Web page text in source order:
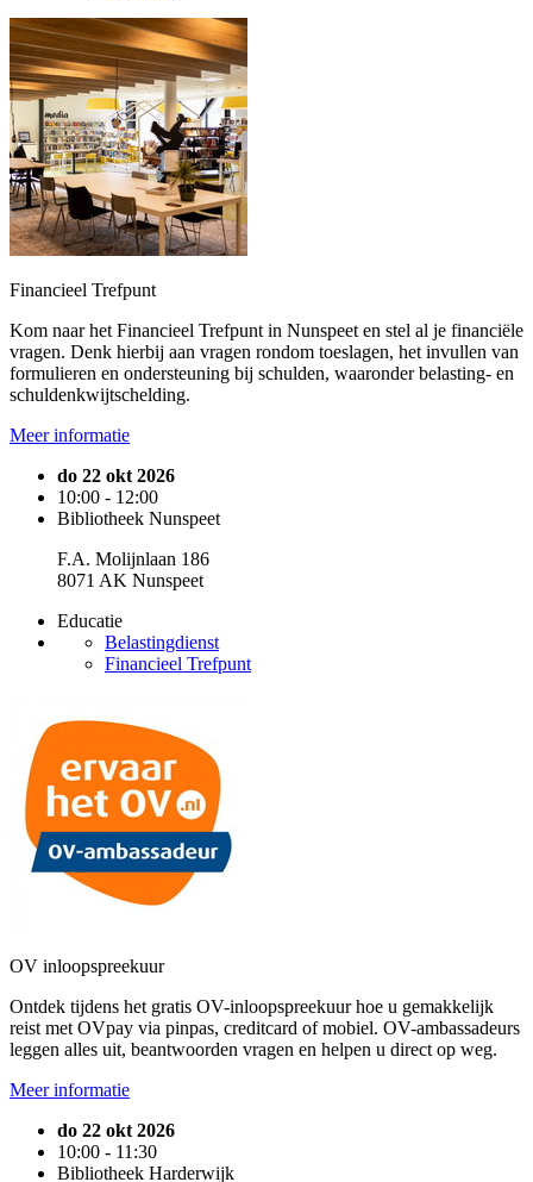
Financieel Trefpunt
Kom naar het Financieel Trefpunt in Nunspeet en stel al je financiële
vragen. Denk hierbij aan vragen rondom toeslagen, het invullen van
formulieren en ondersteuning bij schulden, waaronder belasting- en
schuldenkwijtschelding.
Meer informatie
do 22 okt 2026
10:00 - 12:00
Bibliotheek Nunspeet
F.A. Molijnlaan 186
8071 AK Nunspeet
Educatie
Belastingdienst
Financieel Trefpunt
OV inloopspreekuur
Ontdek tijdens het gratis OV-inloopspreekuur hoe u gemakkelijk
reist met OVpay via pinpas, creditcard of mobiel. OV-ambassadeurs
leggen alles uit, beantwoorden vragen en helpen u direct op weg.
Meer informatie
do 22 okt 2026
10:00 - 11:30
Bibliotheek Harderwijk